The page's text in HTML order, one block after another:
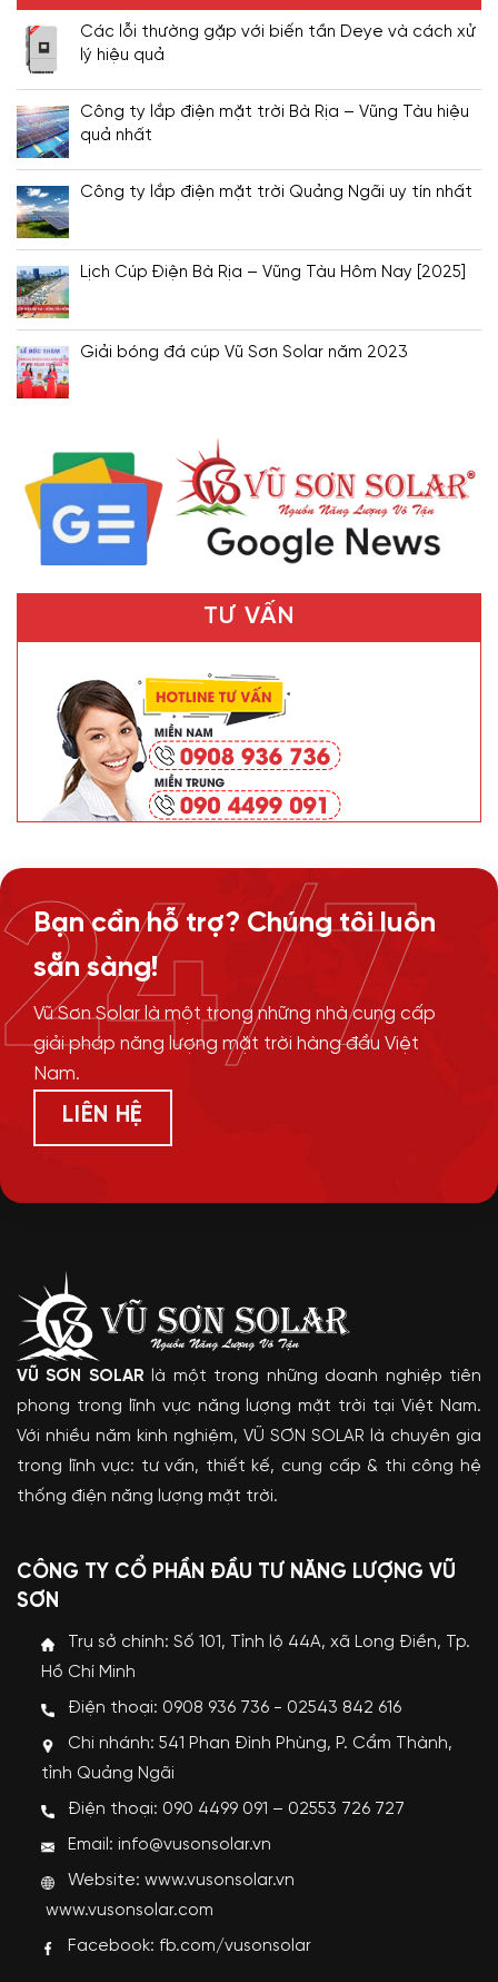
Các lỗi thường gặp với biến tần Deye và cách xử
lý hiệu quả
Công ty lắp điện mặt trời Bà Rịa – Vũng Tàu hiệu
quả nhất
Công ty lắp điện mặt trời Quảng Ngãi uy tín nhất
Lịch Cúp Điện Bà Rịa – Vũng Tàu Hôm Nay [2025]
Giải bóng đá cúp Vũ Sơn Solar năm 2023
TƯ VẤN
Bạn cần hỗ trợ? Chúng tôi luôn
sẵn sàng!
Vũ Sơn Solar là một trong những nhà cung cấp
giải pháp năng lượng mặt trời hàng đầu Việt
Nam.
LIÊN HỆ
24/7
VŨ SƠN SOLAR là một trong những doanh nghiệp tiên
phong trong lĩnh vực năng lượng mặt trời tại Việt Nam.
Với nhiều năm kinh nghiệm, VŨ SƠN SOLAR là chuyên gia
trong lĩnh vực: tư vấn, thiết kế, cung cấp & thi công hệ
thống điện năng lượng mặt trời.
CÔNG TY CỔ PHẦN ĐẦU TƯ NĂNG LƯỢNG VŨ
SƠN
Trụ sở chính: Số 101, Tỉnh lộ 44A, xã Long Điền, Tp.
Hồ Chí Minh
Điện thoại: 0908 936 736 - 02543 842 616
Chi nhánh: 541 Phan Đình Phùng, P. Cẩm Thành,
tỉnh Quảng Ngãi
Điện thoại: 090 4499 091 – 02553 726 727
Email: info@vusonsolar.vn
Website:www.vusonsolar.vn
www.vusonsolar.com
Facebook: fb.com/vusonsolar